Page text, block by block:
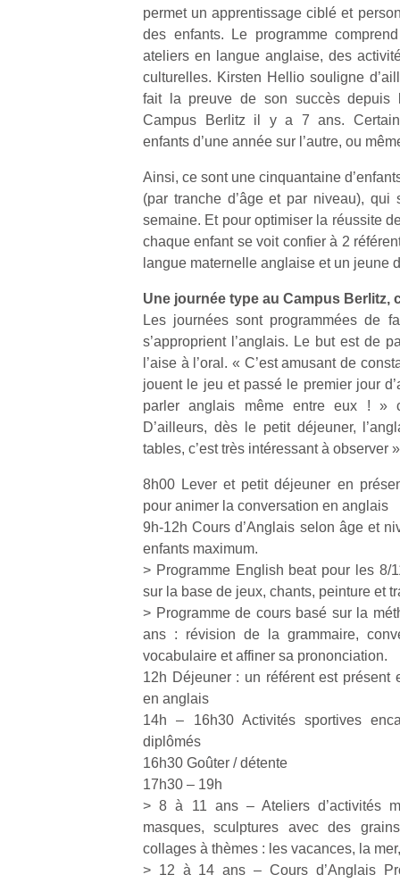
permet un apprentissage ciblé et
des enfants. Le programme
ateliers en langue anglaise, des
culturelles. Kirsten Hellio souligne
fait la preuve de son succès depuis
Campus Berlitz il y a 7 ans.
enfants d’une année sur l’autre, ou
Ainsi, ce sont une cinquantaine
(par tranche d’âge et par niveau), qui
semaine. Et pour optimiser la réussite
chaque enfant se voit confier à 2
langue maternelle anglaise et un jeune
Une journée type au Campus Berlitz,
Les journées sont programmées de
s’approprient l’anglais. Le but est de
l’aise à l’oral. « C’est amusant de
jouent le jeu et passé le premier jour
parler anglais même entre eux ! »
D’ailleurs, dès le petit déjeuner,
tables, c’est très intéressant à observer
8h00 Lever et petit déjeuner en
pour animer la conversation en anglais
9h-12h Cours d’Anglais selon âge et
enfants maximum.
> Programme English beat pour les 8/
sur la base de jeux, chants, peinture et
> Programme de cours basé sur la
ans : révision de la grammaire,
vocabulaire et affiner sa prononciation.
12h Déjeuner : un référent est présent
en anglais
14h – 16h30 Activités sportives
diplômés
16h30 Goûter / détente
17h30 – 19h
> 8 à 11 ans – Ateliers d’activités
masques, sculptures avec des
collages à thèmes : les vacances, la
> 12 à 14 ans – Cours d’Anglais
à